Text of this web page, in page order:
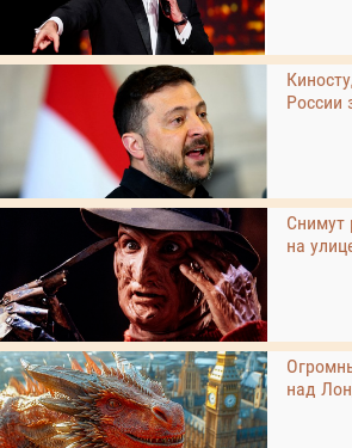
России
Снимут
на
над